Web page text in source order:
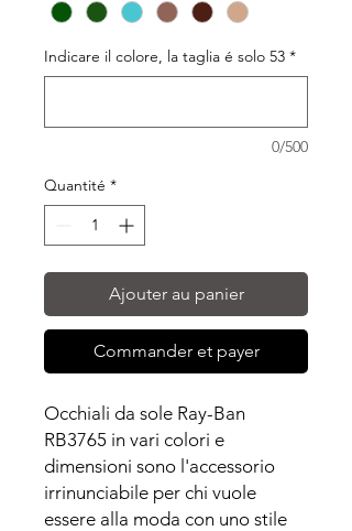
Indicare il colore, la taglia é solo 53 *
0/500
Quantité *
Ajouter au panier
Commander et payer
Occhiali da sole Ray-Ban
RB3765 in vari colori e
dimensioni sono l'accessorio
irrinunciabile per chi vuole
essere alla moda con uno stile